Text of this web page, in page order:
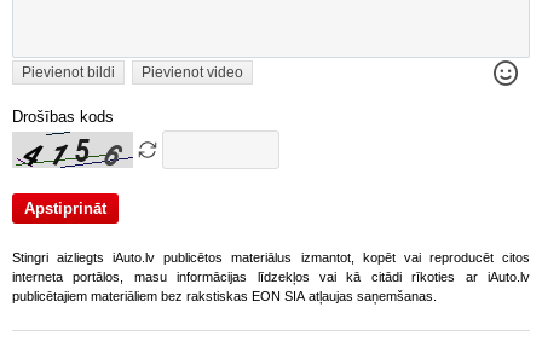
Pievienot bildi Pievienot video
Drošības kods
Stingri aizliegts iAuto.lv publicētos materiālus izmantot, kopēt vai reproducēt citos
interneta portālos, masu informācijas līdzekļos vai kā citādi rīkoties ar iAuto.lv
publicētajiem materiāliem bez rakstiskas EON SIA atļaujas saņemšanas.